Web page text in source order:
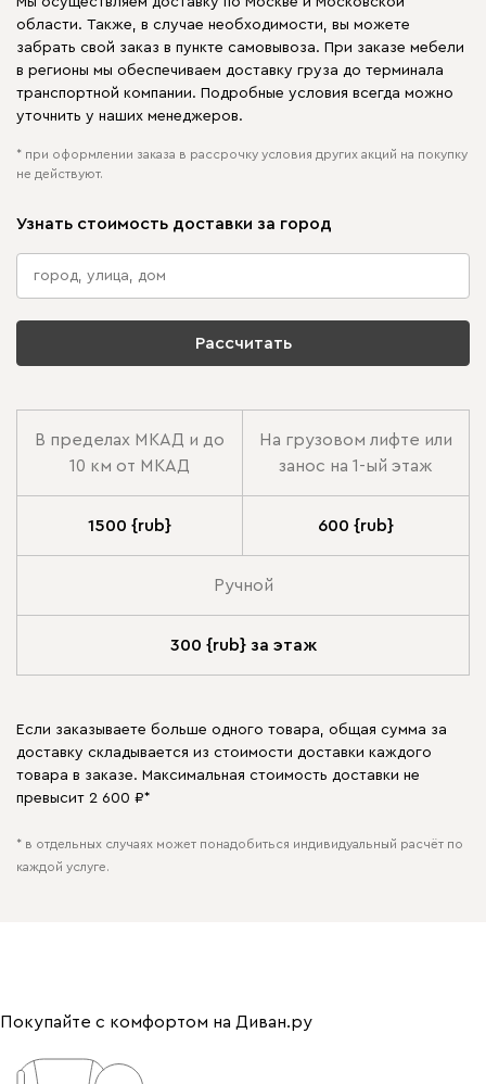
области. Также, в случае необходимости, вы можете
забрать свой заказ в пункте самовывоза. При заказе мебели
в регионы мы обеспечиваем доставку груза до терминала
транспортной компании. Подробные условия всегда можно
уточнить у наших менеджеров.
* при оформлении заказа в рассрочку условия других акций на покупку
не действуют.
Узнать стоимость доставки за город
Рассчитать
В пределах МКАД и до
10 км от МКАД
На грузовом лифте или
занос на 1-ый этаж
1500 {rub} 600 {rub}
Ручной
300 {rub} за этаж
Если заказываете больше одного товара, общая сумма за
доставку складывается из стоимости доставки каждого
товара в заказе. Максимальная стоимость доставки не
превысит 2 600 ₽*
* в отдельных случаях может понадобиться индивидуальный расчёт по
каждой услуге.
Покупайте с комфортом на Диван.ру